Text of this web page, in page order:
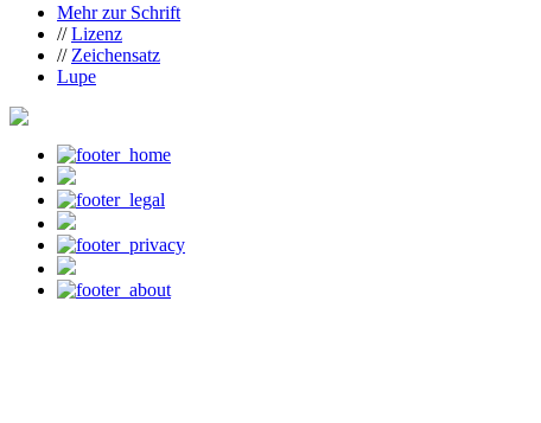
Mehr zur Schrift
//Lizenz
// Zeichensatz
Lupe